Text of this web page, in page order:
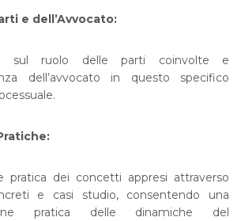
e dell’Avvocato:
sul ruolo delle parti coinvolte e
dell’avvocato in questo specifico
pratica dei concetti appresi attraverso
e casi studio, consentendo una
pratica delle dinamiche del